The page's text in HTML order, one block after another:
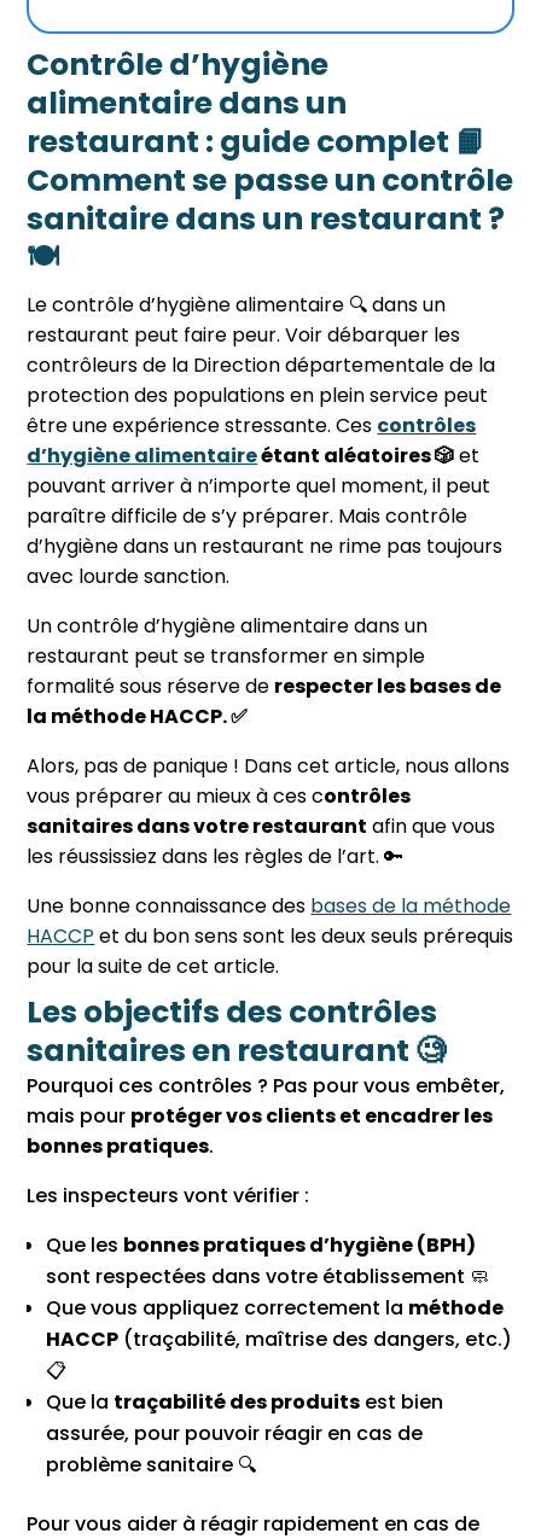
Contrôle d’hygiène
alimentaire dans un
restaurant : guide complet 📙
Comment se passe un contrôle
sanitaire dans un restaurant ?
🍽
Le contrôle d’hygiène alimentaire 🔍 dans un
restaurant peut faire peur. Voir débarquer les
contrôleurs de la Direction départementale de la
protection des populationsen plein service peut
être une expérience stressante. Ces contrôles
d’hygiène alimentaireétant aléatoires 🎲et
pouvant arriver à n’importe quel moment, il peut
paraître difficile de s’y préparer. Mais contrôle
d’hygiène dans un restaurant ne rime pas toujours
avec lourde sanction.
Un contrôle d’hygiène alimentaire dans un
restaurant peut se transformer en simple
formalité sous réserve de respecter les bases de
la méthode HACCP. ✅
Alors, pas de panique ! Dans cet article, nous allons
vous préparer au mieux à ces contrôles
sanitaires dans votre restaurant afin que vous
les réussissiez dans les règles de l’art. 🔑
Une bonne connaissance des bases de la méthode
HACCP et du bon sens sont les deux seuls prérequis
pour la suite de cet article.
Les objectifs des contrôles
sanitaires en restaurant 🧐
Pourquoi ces contrôles ? Pas pour vous embêter,
mais pour protéger vos clients et encadrer les
bonnes pratiques.
Les inspecteurs vont vérifier :
Que les bonnes pratiques d’hygiène (BPH)
sont respectées dans votre établissement 🧼
Que vous appliquez correctement la méthode
HACCP (traçabilité, maîtrise des dangers, etc.)
📋
Que la traçabilité des produits est bien
assurée, pour pouvoir réagir en cas de
problème sanitaire 🔍
Pour vous aider à réagir rapidement en cas de